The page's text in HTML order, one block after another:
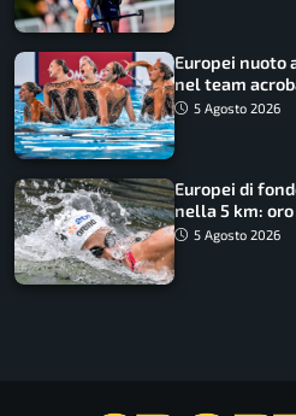
Europei nuoto
nel team
consecutivo
5 Agosto 2026
Europei di
nella 5 km:
5 Agosto 2026